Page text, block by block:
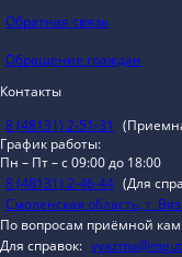
Обратная связь
Обращение граждан
Контакты
8 (48131) 2-51-31
График работы:
Пн – Пт – с 09:00 до 18:00
8 (48131) 2-46-44 (Для
Смоленская область, г.
По вопросам приёмной
Для справок: